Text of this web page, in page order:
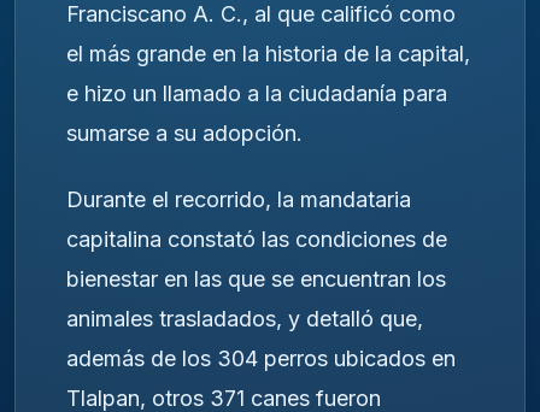
Franciscano A. C., al que calificó como
el más grande en la historia de la capital,
e hizo un llamado a la ciudadanía para
sumarse a su adopción.
Durante el recorrido, la mandataria
capitalina constató las condiciones de
bienestar en las que se encuentran los
animales trasladados, y detalló que,
además de los 304 perros ubicados en
Tlalpan, otros 371 canes fueron